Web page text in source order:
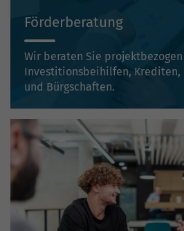
Förderberatung
Wir beraten Sie projektbezogen
Investitionsbeihilfen, Krediten,
und Bürgschaften.